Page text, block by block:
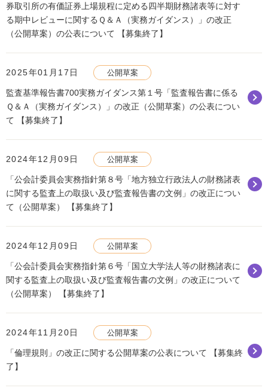
券取引所の有価証券上場規程に定める四半期財務諸表等に対す
る期中レビューに関するＱ＆Ａ（実務ガイダンス）」の改正
（公開草案）の公表について 【募集終了】
2025年01月17日 公開草案
監査基準報告書700実務ガイダンス第１号「監査報告書に係る
Ｑ＆Ａ（実務ガイダンス）」の改正（公開草案）の公表につい
て 【募集終了】
2024年12月09日 公開草案
「公会計委員会実務指針第８号「地方独立行政法人の財務諸表
に関する監査上の取扱い及び監査報告書の文例」の改正につい
て（公開草案） 【募集終了】
2024年12月09日 公開草案
「公会計委員会実務指針第６号「国立大学法人等の財務諸表に
関する監査上の取扱い及び監査報告書の文例」の改正について
（公開草案） 【募集終了】
2024年11月20日 公開草案
「倫理規則」の改正に関する公開草案の公表について 【募集終
了】